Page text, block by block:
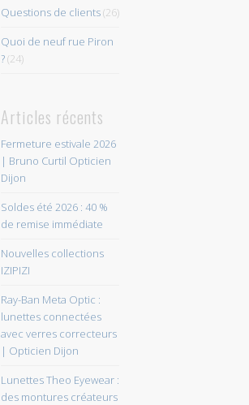
Questions de clients(26)
Quoi de neuf rue Piron
?(24)
Articles récents
Fermeture estivale 2026
| Bruno Curtil Opticien
Dijon
Soldes été 2026 : 40 %
de remise immédiate
Nouvelles collections
IZIPIZI
Ray-Ban Meta Optic :
lunettes connectées
avec verres correcteurs
| Opticien Dijon
Lunettes Theo Eyewear :
des montures créateurs